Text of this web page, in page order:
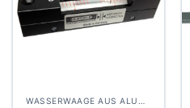
WASSERWAAGE AUS ALUMINIUM AUFSCHRAUBBAR